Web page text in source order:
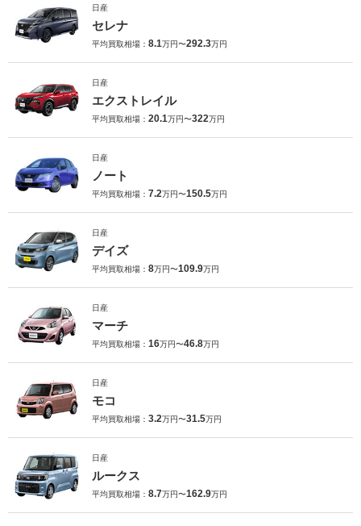
日産
セレナ
平均買取相場： 8.1万円〜292.3万円
日産
エクストレイル
平均買取相場： 20.1万円〜322万円
日産
ノート
平均買取相場： 7.2万円〜150.5万円
日産
デイズ
平均買取相場： 8万円〜109.9万円
日産
マーチ
平均買取相場： 16万円〜46.8万円
日産
モコ
平均買取相場： 3.2万円〜31.5万円
日産
ルークス
平均買取相場： 8.7万円〜162.9万円